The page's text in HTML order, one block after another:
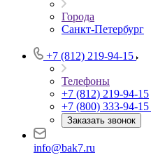
Города
Санкт-Петербург
+7 (812) 219-94-15
Телефоны
+7 (812) 219-94-15
+7 (800) 333-94-15
Заказать звонок
info@bak7.ru